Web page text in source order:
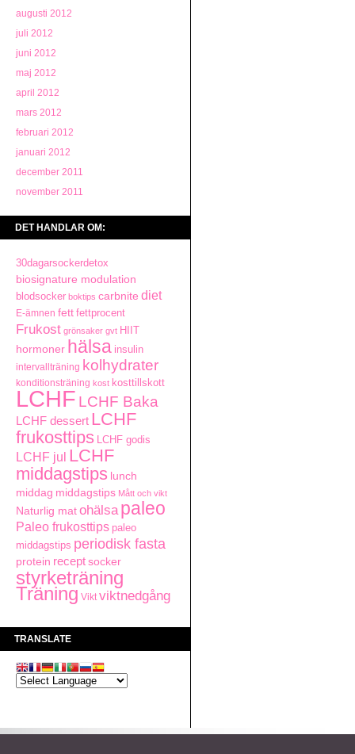
augusti 2012
juli 2012
juni 2012
maj 2012
april 2012
mars 2012
februari 2012
januari 2012
december 2011
november 2011
DET HANDLAR OM:
30dagarsockerdetox
biosignature modulation
blodsocker boktips carbnite diet
E-ämnen fett fettprocent
Frukost grönsaker gvt HIIT
hormoner hälsa insulin
intervallträning kolhydrater
konditionsträning kost kosttillskott
LCHF LCHF Baka
LCHF dessert LCHF
frukosttips LCHF godis
LCHF jul LCHF
middagstips lunch
middag middagstips Mått och vikt
Naturlig mat ohälsa paleo
Paleo frukosttips paleo
middagstips periodisk fasta
protein receptsocker
styrketräning
Träning Vikt viktnedgång
TRANSLATE